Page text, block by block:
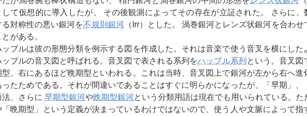
して仮想的に導入したが、 その後観測によってその存在が立証された。 さらに、
る対称性の悪い銀河を不規則銀河（Irr）とした。 渦巻銀河とレンズ状銀河を合わせ
とがある。
ッブルは彼の形態分類を例示する図を作成した。それは音楽で使う音叉を横にした
ッブルの音叉図と呼ばれる。音叉図で表される系列をハッブル系列 という。音叉図
型、右にあるほど晩期型といわれる。これは当時、音叉図上で銀河が左から右へ進
ったためである。それが間違いであることはすぐに明らかになったが、「早期」、
法、さらに 早期型銀河や晩期型銀河という分類用語は現在でも用いられている。た
「晩期型」という定義が決まっているわけではないので、使う人や文脈によって指